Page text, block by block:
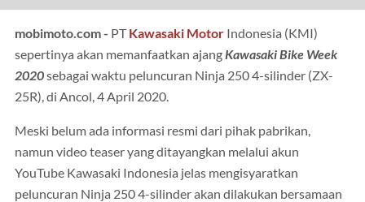
mobimoto.com - PTKawasaki Motor Indonesia (KMI)
sepertinya akan memanfaatkan ajangKawasaki Bike Week
2020sebagai waktu peluncuran Ninja 250 4-silinder (ZX-
25R), di Ancol, 4 April 2020.
Meski belum ada informasi resmi dari pihak pabrikan,
namun video teaser yang ditayangkan melalui akun
YouTube Kawasaki Indonesia jelas mengisyaratkan
peluncuran Ninja 250 4-silinder akan dilakukan bersamaan